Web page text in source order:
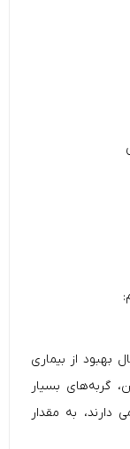
بهبود از بیماری
گربه‌های بسیار
دارند، به مقدار